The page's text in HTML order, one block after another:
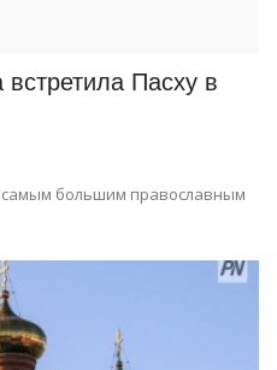
Пасху в
самым большим православным